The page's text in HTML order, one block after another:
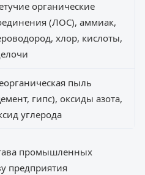
органические
(ЛОС), аммиак,
хлор, кислоты,
пыль
гипс), оксиды азота,
углерода
промышленных
предприятия